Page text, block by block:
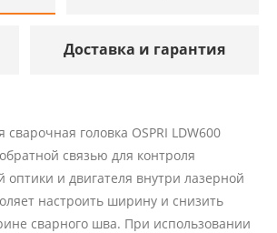
Доставка и гарантия
сварочная головка OSPRI LDW600
связью для контроля
оптики и двигателя внутри лазерной
настроить ширину и снизить
сварного шва. При использовании